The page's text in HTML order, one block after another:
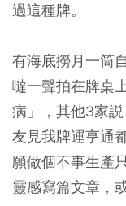
過這種牌。
有海底撈月一筒
噠一聲拍在牌桌
病」，其他3家
友見我牌運亨通
願做個不事生產
靈感寫篇文章，